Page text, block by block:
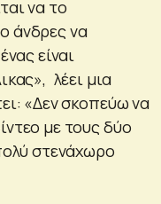
να το
άνδρες να
είναι
λέει μια
«Δεν σκοπεύω να
με τους δύο
στενάχωρο